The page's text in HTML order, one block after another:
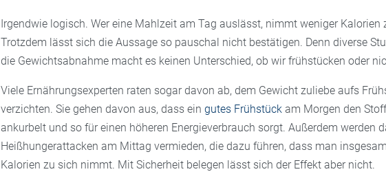
Irgendwie logisch. Wer eine Mahlzeit am Tag auslässt, nimmt weniger Kalorien
Trotzdem lässt sich die Aussage so pauschal nicht bestätigen. Denn diverse
die Gewichtsabnahme macht es keinen Unterschied, ob wir frühstücken oder
Viele Ernährungsexperten raten sogar davon ab, dem Gewicht zuliebe aufs
verzichten. Sie gehen davon aus, dass ein gutes Frühstückam Morgen den
ankurbelt und so für einen höheren Energieverbrauch sorgt. Außerdem werden
Heißhungerattacken am Mittag vermieden, die dazu führen, dass man
Kalorien zu sich nimmt. Mit Sicherheit belegen lässt sich der Effekt aber nicht.